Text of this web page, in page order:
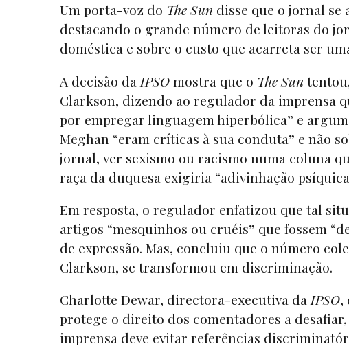
Um porta-voz do The Sun disse que o jornal
destacando o grande número de leitoras do
doméstica e sobre o custo que acarreta ser
A decisão da IPSOmostra que o The Sun
Clarkson, dizendo ao regulador da imprensa
por empregar linguagem hiperbólica” e
Meghan “eram críticas à sua conduta” e não
jornal, ver sexismo ou racismo numa coluna
raça da duquesa exigiria “adivinhação
Em resposta, o regulador enfatizou que tal
artigos “mesquinhos ou cruéis” que fossem
de expressão. Mas, concluiu que o número
Clarkson, se transformou em discriminação.
Charlotte Dewar, directora-executiva da IPSO,
protege o direito dos comentadores a
imprensa deve evitar referências